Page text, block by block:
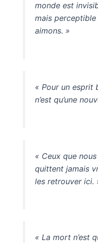
monde est
mais
aimons. »
« Pour un esprit
n’est qu’une
« Ceux que
quittent jamais
les retrouver ici.
« La mort n’est